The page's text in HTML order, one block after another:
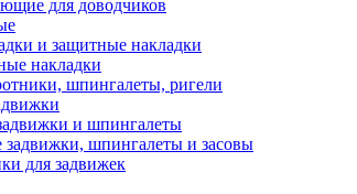
для доводчиков
и защитные накладки
накладки
шпингалеты, ригели
и шпингалеты
шпингалеты и засовы
для задвижек